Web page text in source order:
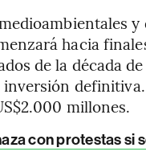
hacia
de la década
millones.
con protestas si